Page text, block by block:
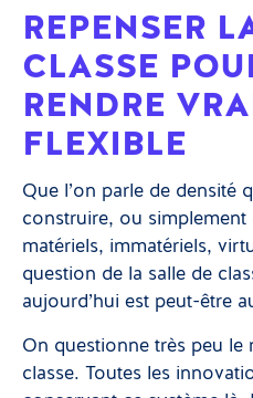
REPENSER
CLASSE
RENDRE
FLEXIBLE
Que l’on parle de densité
construire, ou
matériels, immatériels,
question de la salle de
aujourd’hui est peut-être
On questionne très peu le
classe. Toutes les